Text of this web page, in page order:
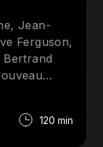
Jean-
Ferguson,
Marko
Mick120 min